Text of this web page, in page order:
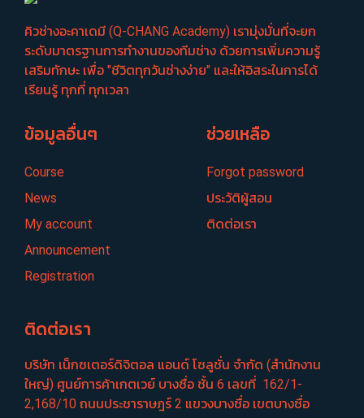
คิวช่างอะคาเดมี (Q-CHANG Academy) เรามุ่งมั่นที่จะยก
ระดับมาตรฐานการทำงานของทีมช่าง ด้วยการเพิ่มความรู้
เสริมทักษะ เพื่อ "ชีวิตทุกวันช่างง่าย" และให้อิสระในการได้
เรียนรู้ ทุกที่ ทุกเวลา
ข้อมูลอื่นๆ
Course
News
My account
Announcement
Registration
ช่วยเหลือ
Forgot password
ประวัติผู้สอน
ติดต่อเรา
ติดต่อเรา
บริษัท เน็กซเตอร์​ดิจิตอล แอนด์ โซลูชั่น จำกัด (สำนักงาน
ใหญ่) ศูนย์​การค้าเกตเวย์​ บางซื่อ​ ชั้น​ 6​ เลขที่ ​ 162/1-
2,168/10 ถนนประชา​ราษฎร์​ 2 แขวงบางซื่อ​ เขตบางซื่อ​